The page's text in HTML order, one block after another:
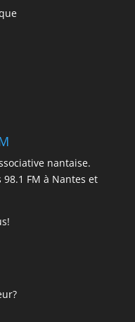
nantaise.
FM à Nantes et